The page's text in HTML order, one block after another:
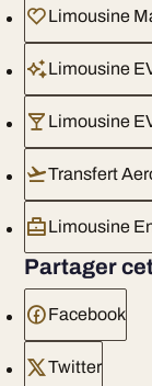
Limousine
Limousine
Limousine
Transfert
Limousine
Partager
Facebook
Twitter